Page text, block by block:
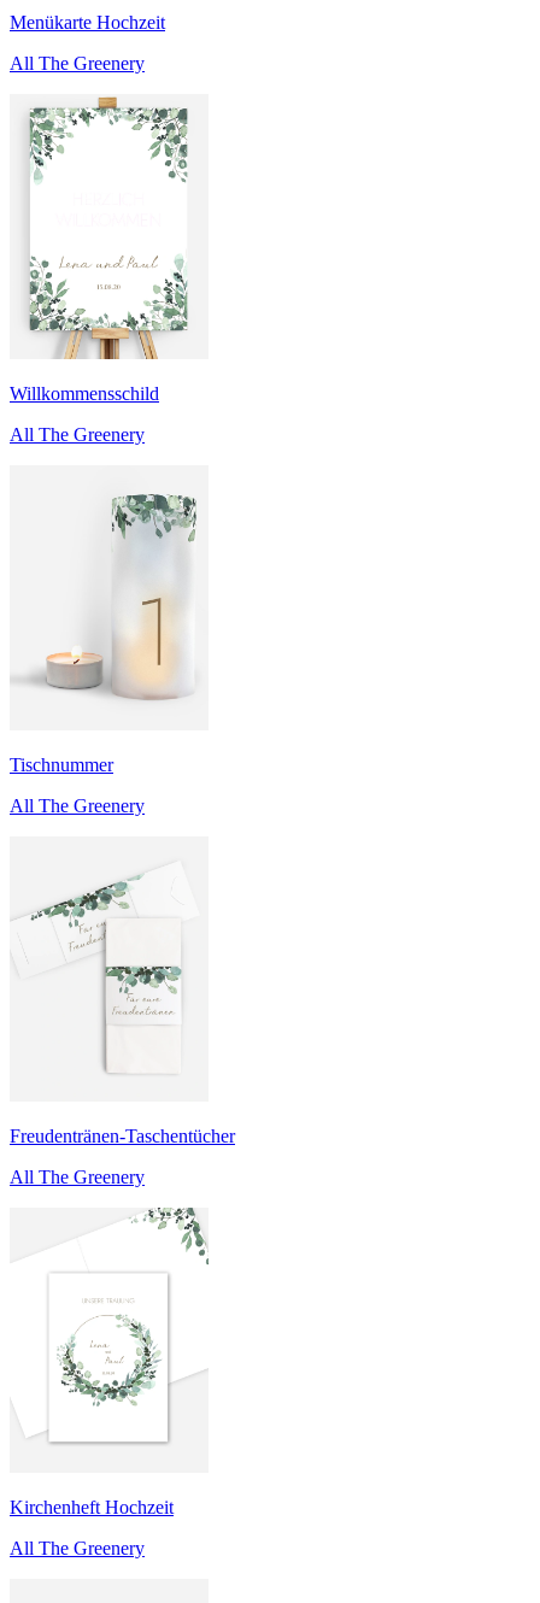
Menükarte Hochzeit
All The Greenery
Willkommensschild
All The Greenery
Tischnummer
All The Greenery
Freudentränen-Taschentücher
All The Greenery
Kirchenheft Hochzeit
All The Greenery